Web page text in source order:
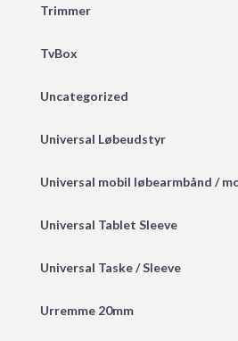
Trimmer
TvBox
Uncategorized
Universal Løbeudstyr
Universal mobil løbearmbånd /
Universal Tablet Sleeve
Universal Taske / Sleeve
Urremme 20mm